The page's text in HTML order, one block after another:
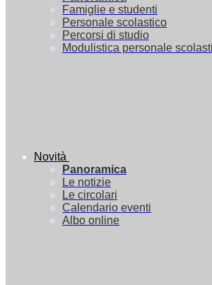
Famiglie e studenti
Personale scolastico
Percorsi di studio
Modulistica personale
Novità
Panoramica
Le notizie
Le circolari
Calendario eventi
Albo online